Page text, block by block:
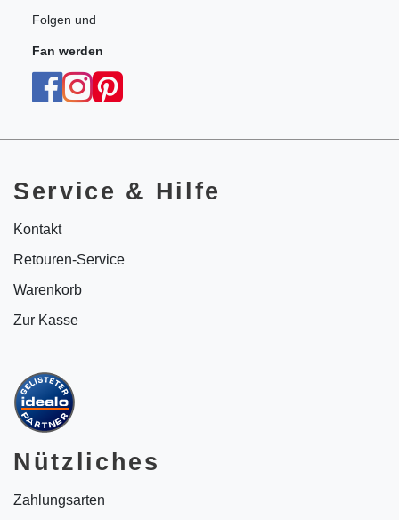
Folgen und
Fan werden
Service & Hilfe
Kontakt
Retouren-Service
Warenkorb
Zur Kasse
Nützliches
Zahlungsarten